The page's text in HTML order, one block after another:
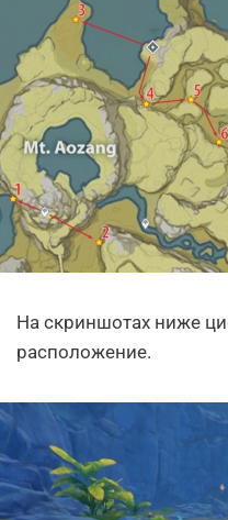
На скриншотах ниже
расположение.